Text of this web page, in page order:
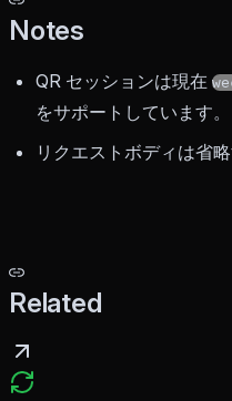
Notes
QR セッションは現在
をサポートしています。
リクエストボディは省
Related